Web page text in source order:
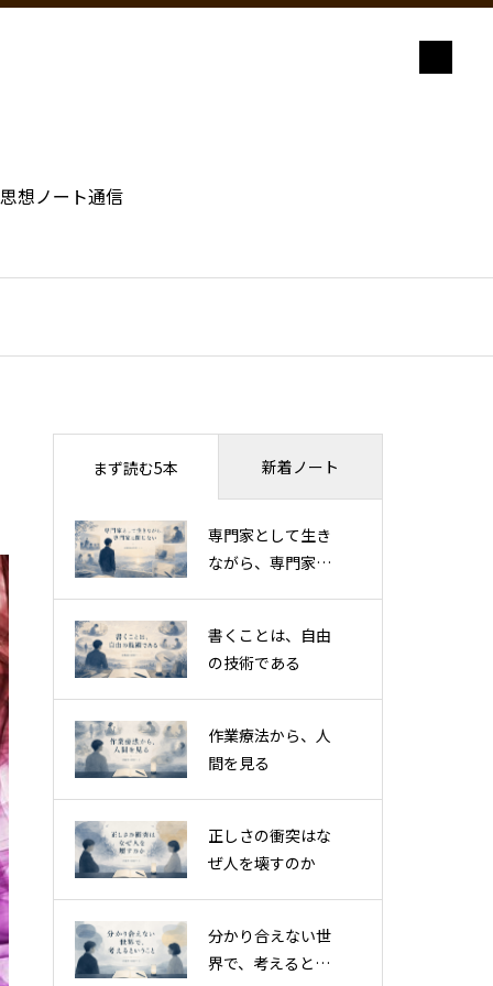
思想ノート通信
まず読む5本 新着ノート
専門家として生き
ながら、専門家に
書くことは、自由
の技術である
作業療法から、人
間を見る
正しさの衝突はな
ぜ人を壊すのか
分かり合えない世
界で、考えるとい